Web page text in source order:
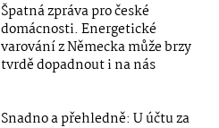
Špatná zpráva pro české
domácnosti. Energetické
varování z Německa může brzy
tvrdě dopadnout i na nás
Snadno a přehledně: U účtu za